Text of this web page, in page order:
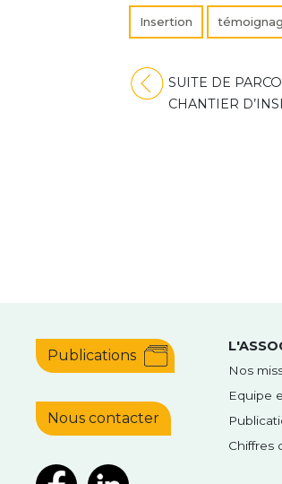
Insertion
SUITE DE
CHANTIER
Publications
Nous contacter
Nos
Equipe
Chiffres